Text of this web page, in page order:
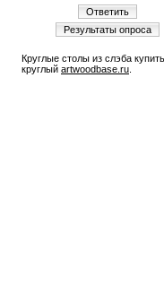
Ответить
Результаты опроса
Круглые столы из слэба купить
круглый artwoodbase.ru